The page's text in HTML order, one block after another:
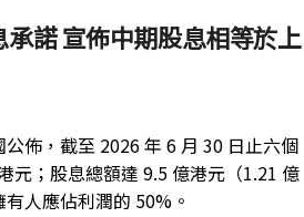
諾 宣佈中期股息相等於上
佈，截至 2026 年 6 月 30 日止六個
元；股息總額達 9.5 億港元（1.21 億
人應佔利潤的 50%。